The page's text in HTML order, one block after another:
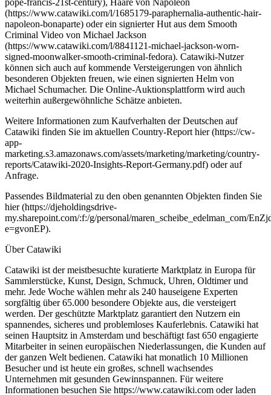
pope-francis-21st-century), Haare von Napoleon
(https://www.catawiki.com/l/1685179-paraphernalia-authentic-hair-
napoleon-bonaparte) oder ein signierter Hut aus dem Smooth
Criminal Video von Michael Jackson
(https://www.catawiki.com/l/8841121-michael-jackson-worn-
signed-moonwalker-smooth-criminal-fedora). Catawiki-Nutzer
können sich auch auf kommende Versteigerungen von ähnlich
besonderen Objekten freuen, wie einen signierten Helm von
Michael Schumacher. Die Online-Auktionsplattform wird auch
weiterhin außergewöhnliche Schätze anbieten.
Weitere Informationen zum Kaufverhalten der Deutschen auf
Catawiki finden Sie im aktuellen Country-Report hier (https://cw-
app-
marketing.s3.amazonaws.com/assets/marketing/marketing/country-
reports/Catawiki-2020-Insights-Report-Germany.pdf) oder auf
Anfrage.
Passendes Bildmaterial zu den oben genannten Objekten finden Sie
hier (https://djeholdingsdrive-
my.sharepoint.com/:f:/g/personal/maren_scheibe_edelman_com/
e=gvonEP).
Über Catawiki
Catawiki ist der meistbesuchte kuratierte Marktplatz in Europa für
Sammlerstücke, Kunst, Design, Schmuck, Uhren, Oldtimer und
mehr. Jede Woche wählen mehr als 240 hauseigene Experten
sorgfältig über 65.000 besondere Objekte aus, die versteigert
werden. Der geschützte Marktplatz garantiert den Nutzern ein
spannendes, sicheres und problemloses Kauferlebnis. Catawiki hat
seinen Hauptsitz in Amsterdam und beschäftigt fast 650 engagierte
Mitarbeiter in seinen europäischen Niederlassungen, die Kunden auf
der ganzen Welt bedienen. Catawiki hat monatlich 10 Millionen
Besucher und ist heute ein großes, schnell wachsendes
Unternehmen mit gesunden Gewinnspannen. Für weitere
Informationen besuchen Sie https://www.catawiki.com oder laden